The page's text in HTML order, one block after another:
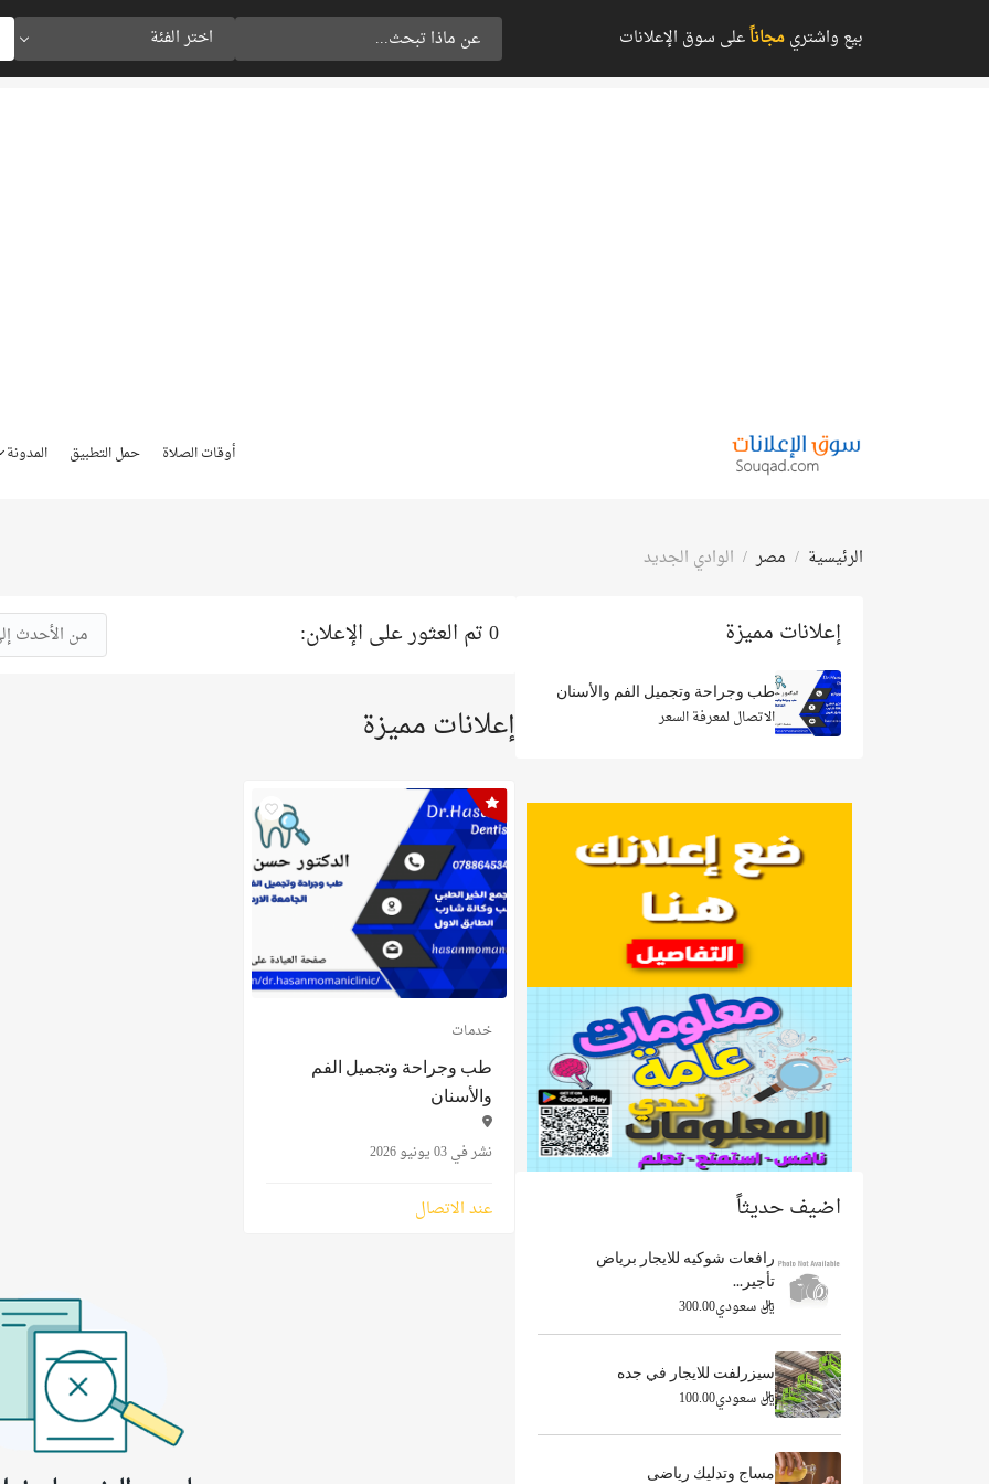
بيع واشتريمجاناًعلى سوق الإعلانات اختر الفئة
أوقات الصلاة حمل التطبيق المدونة
الرئيسية مصر الوادي الجديد
إعلانات مميزة
طب وجراحة وتجميل الفم والأسنان
الاتصال لمعرفة السعر
اضيف حديثاً
رافعات شوكيه للايجار برياض
تأجير...
ريال سعودي300.00
سيزرلفت للايجار في جده
ريال سعودي100.00
مساج وتدليك رياضى
0 تم العثور على الإعلان: من الأحدث
إعلانات مميزة
خدمات
طب وجراحة وتجميل الفم
والأسنان
نشر في 03 يونيو 2026
عند الاتصال